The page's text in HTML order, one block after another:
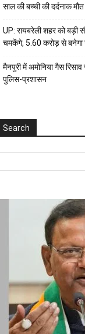
साल की बच्ची की दर्दनाक मौत
UP: रायबरेली शहर को बड़ी
चमकेंगे, 5.60 करोड़ से
मैनपुरी में अमोनिया गैस
पुलिस-प्रशासन
Search